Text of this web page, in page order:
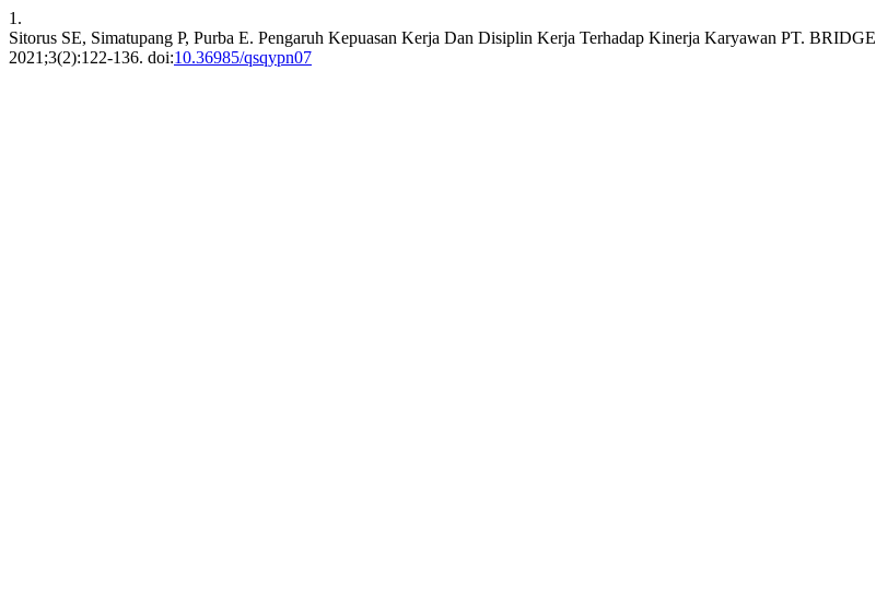
1.
Sitorus SE, Simatupang P, Purba E. Pengaruh Kepuasan Kerja Dan Disiplin Kerja Terhadap Kinerja Karyawan PT.
2021;3(2):122-136. doi:10.36985/qsqypn07